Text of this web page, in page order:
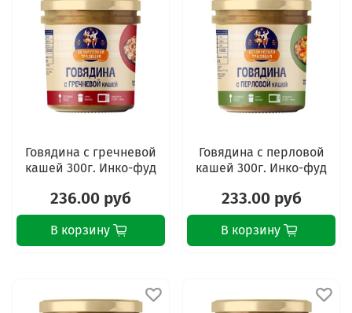
Говядина с гречневой
кашей 300г. Инко-фуд
236.00 руб
В корзину
Говядина с перловой
кашей 300г. Инко-фуд
233.00 руб
В корзину